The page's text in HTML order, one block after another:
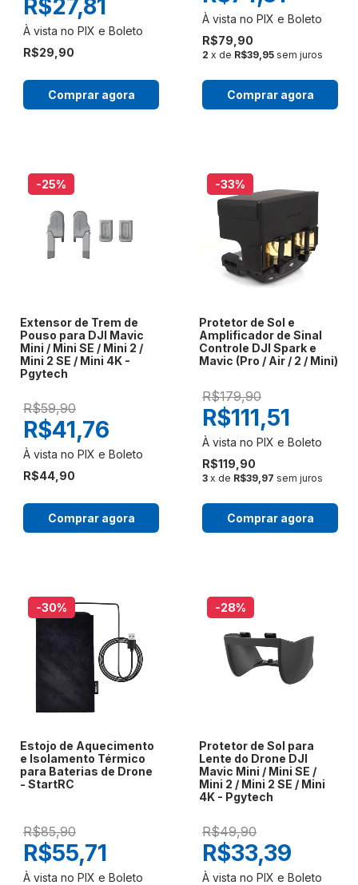
R$29,90
R$27,81
Comprar agora
R$79,90
2 x de R$39,95 sem juros
Comprar agora
-25%
Extensor de Trem de
Pouso para DJI Mavic
Mini / Mini SE / Mini 2 /
Mini 2 SE / Mini 4K -
Pgytech
R$59,90
R$44,90
R$41,76
Comprar agora
-33%
Protetor de Sol e
Amplificador de Sinal
Controle DJI Spark e
Mavic (Pro / Air / 2 / Mini)
R$179,90
R$119,90
R$111,51
3 x de R$39,97 sem juros
Comprar agora
-30%
Estojo de Aquecimento
e Isolamento Térmico
para Baterias de Drone
- StartRC
R$85,90
R$55,71
-28%
Protetor de Sol para
Lente do Drone DJI
Mavic Mini / Mini SE /
Mini 2 / Mini 2 SE / Mini
4K - Pgytech
R$49,90
R$33,39